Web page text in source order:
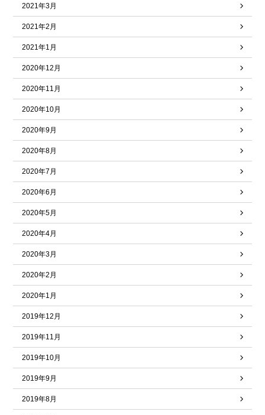
2021年3月
2021年2月
2021年1月
2020年12月
2020年11月
2020年10月
2020年9月
2020年8月
2020年7月
2020年6月
2020年5月
2020年4月
2020年3月
2020年2月
2020年1月
2019年12月
2019年11月
2019年10月
2019年9月
2019年8月